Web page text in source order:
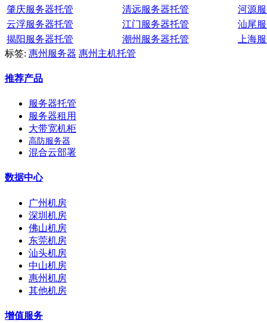
肇庆服务器托管
清远服务器托管
河源
云浮服务器托管
江门服务器托管
汕尾
揭阳服务器托管
潮州服务器托管
上海
标签: 惠州服务器 惠州主机托管
推荐产品
服务器托管
服务器租用
大带宽机柜
高防服务器
混合云部署
数据中心
广州机房
深圳机房
佛山机房
东莞机房
汕头机房
中山机房
惠州机房
其他机房
增值服务